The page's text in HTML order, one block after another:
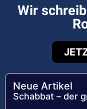
Wir
Neue Artikel
Schabbat – der